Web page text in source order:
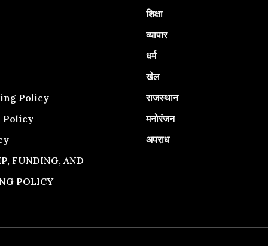
Policy
Policy
FUNDING, AND
POLICY
शिक्षा
व्यापार
धर्म
खेल
राजस्थान
मनोरंजन
अपराध